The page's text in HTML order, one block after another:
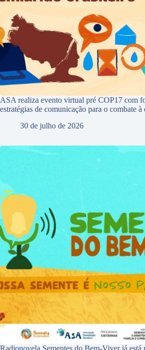
ASA realiza evento virtual pré COP17 com
estratégias de comunicação para o combate à
30 de julho de 2026